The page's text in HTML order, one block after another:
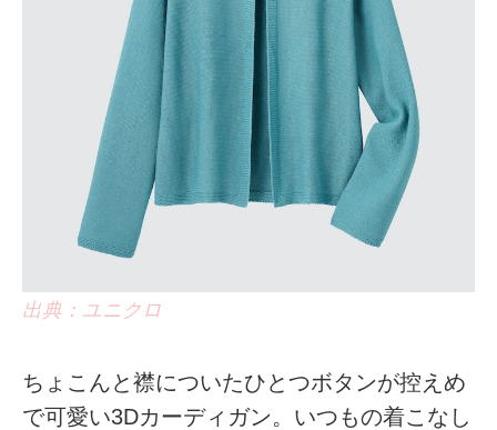
出典：ユニクロ
ちょこんと襟についたひとつボタンが控えめ
で可愛い3Dカーディガン。いつもの着こなし